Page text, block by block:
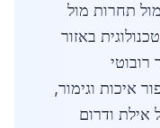
תחרות מול
באזור
רובוטי
איכות וגימור,
אילת ודרום